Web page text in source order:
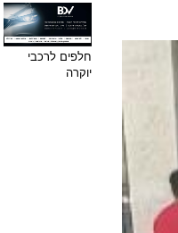
חלפים לרכבי
יוקרה